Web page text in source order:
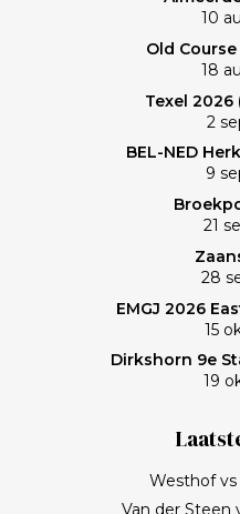
verlies was voorzien;
memorabele ronde en de
Frank zullen mij nog lang
Frank, bedankt!
10
Old
18
Texel
2
BEL-NED
9
21
28
EMGJ 2026
15
Dirkshorn 9e
19
Westhof vs